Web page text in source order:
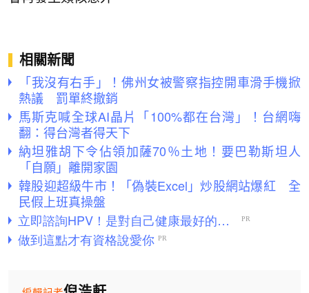
相關新聞
「我沒有右手」！佛州女被警察指控開車滑手機掀
熱議 罰單終撤銷
馬斯克喊全球AI晶片「100%都在台灣」！台網嗨
翻：得台灣者得天下
納坦雅胡下令佔領加薩70％土地！要巴勒斯坦人
「自願」離開家園
韓股迎超級牛市！「偽裝Excel」炒股網站爆紅 全
民假上班真操盤